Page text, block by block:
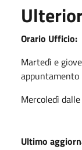
Orario Ufficio:
Martedì e
appuntamento
Mercoledì
Ultimo